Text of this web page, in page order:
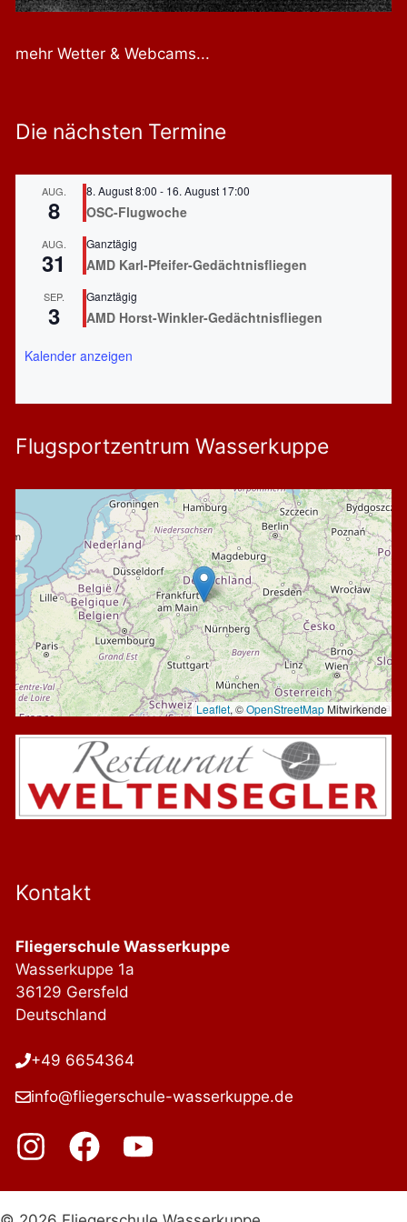
t
n
mehr Wetter & Webcams...
Die nächsten Termine
AUG.
8
8. August 8:00 - 16. August 17:00
OSC-Flugwoche
AUG.
31
Ganztägig
AMD Karl-Pfeifer-Gedächtnisfliegen
SEP.
3
Ganztägig
AMD Horst-Winkler-Gedächtnisfliegen
Kalender anzeigen
Flugsportzentrum Wasserkuppe
Leaflet, ©OpenStreetMapMitwirkende
Kontakt
Fliegerschule Wasserkuppe
Wasserkuppe 1a
36129 Gersfeld
Deutschland
+49 6654364
info@fliegerschule-wasserkuppe.de